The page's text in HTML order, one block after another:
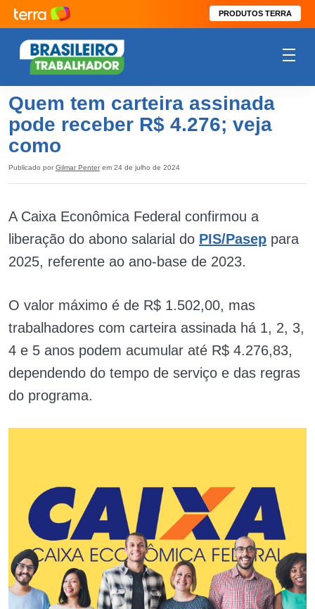
PRODUTOS TERRA
Quem tem carteira assinada
pode receber R$ 4.276; veja
como
Publicado por Gilmar Penter em 24 de julho de 2024
A Caixa Econômica Federal confirmou a
liberação do abono salarial do PIS/Pasep para
2025, referente ao ano-base de 2023.
O valor máximo é de R$ 1.502,00, mas
trabalhadores com carteira assinada há 1, 2, 3,
4 e 5 anos podem acumular até R$ 4.276,83,
dependendo do tempo de serviço e das regras
do programa.